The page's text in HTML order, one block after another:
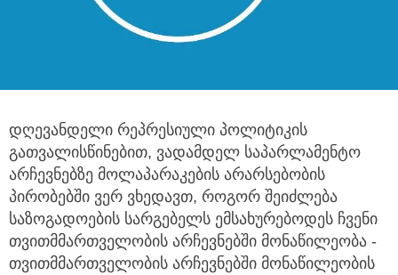
დღევანდელი რეპრესიული პოლიტიკის
გათვალისწინებით, ვადამდელ საპარლამენტო
არჩევნებზე მოლაპარაკების არარსებობის
პირობებში ვერ ვხედავთ, როგორ შეიძლება
საზოგადოების სარგებელს ემსახურებოდეს ჩვენი
თვითმმართველობის არჩევნებში მონაწილეობა -
თვითმმართველობის არჩევნებში მონაწილეობის